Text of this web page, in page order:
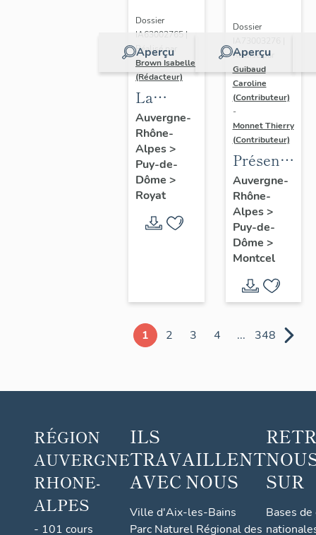
Aperçu
Dossier
IA63002765 |
Réalisé par
Brown Isabelle
(Rédacteur)
La
station
thermale
de
Royat-
Chamalières
Auvergne-
Rhône-
Alpes>
Puy-de-
Dôme >
Royat
Aperçu
Dossier
Réalisé par
Guibaud
Caroline
(Contributeur)
-
Monnet Thierry
(Contributeur)
de la
commune
de
Montcel
Auvergne-
Rhône-
Alpes>
Puy-de-
Dôme >
Montcel
1 2 3 4 ... 348
RÉGION
AUVERGNE
RHONE-
ALPES
- 101 cours
ILS
TRAVAILLENT
AVEC NOUS
Ville d'Aix-les-Bains
Parc Naturel Régional des
SUR
Bases